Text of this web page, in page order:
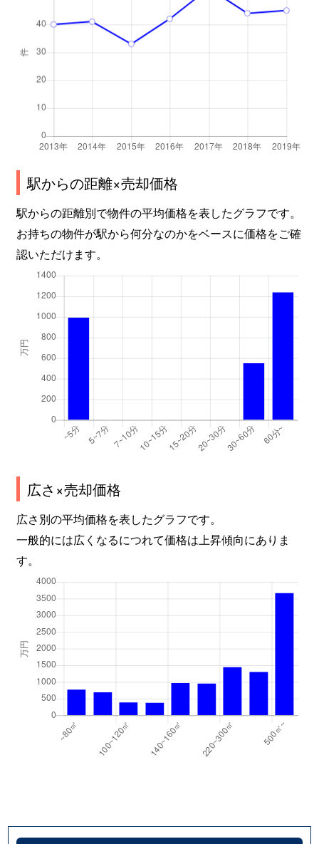
駅からの距離×売却価格
駅からの距離別で物件の平均価格を表したグラフです。
お持ちの物件が駅から何分なのかをベースに価格をご確
認いただけます。
広さ×売却価格
広さ別の平均価格を表したグラフです。
一般的には広くなるにつれて価格は上昇傾向にありま
す。